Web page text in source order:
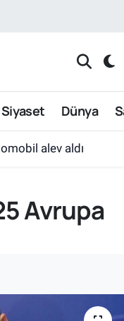
Siyaset Dünya
alev aldı
Avrupa